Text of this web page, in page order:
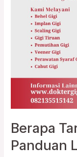
Berapa
Panduan